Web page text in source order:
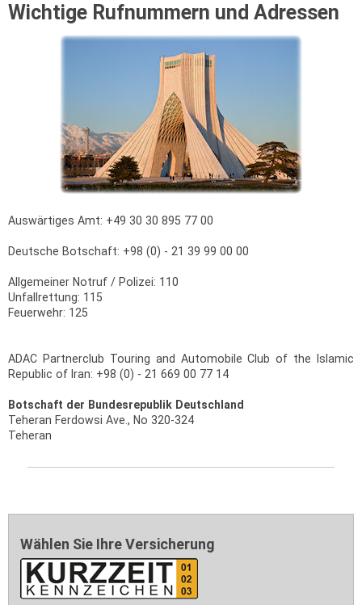
Wichtige Rufnummern und Adressen
Auswärtiges Amt: +49 30 30 895 77 00
Deutsche Botschaft: +98 (0) - 21 39 99 00 00
Allgemeiner Notruf / Polizei: 110
Unfallrettung: 115
Feuerwehr: 125
ADAC Partnerclub Touring and Automobile Club of the Islamic
Republic of Iran: +98 (0) - 21 669 00 77 14
Botschaft der Bundesrepublik Deutschland
Teheran Ferdowsi Ave., No 320-324
Teheran
Wählen Sie Ihre Versicherung